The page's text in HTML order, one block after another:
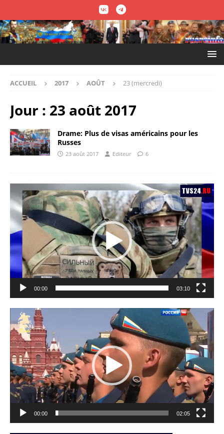
ACCUEIL 2017 AOÛT 23 (mercredi)
Jour : 23 août 2017
Drame: Plus de visas américains pour les
Russes
23 août 2017 Editeur 6
Lecteur
vidéo
00:00 03:10
Lecteur
vidéo
00:00 02:05